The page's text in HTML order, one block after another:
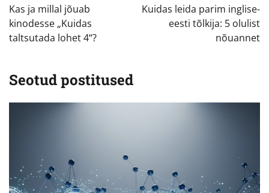
Kas ja millal jõuab
kinodesse „Kuidas
taltsutada lohet 4“?
Kuidas leida parim inglise-
eesti tõlkija: 5 olulist
nõuannet
Seotud postitused